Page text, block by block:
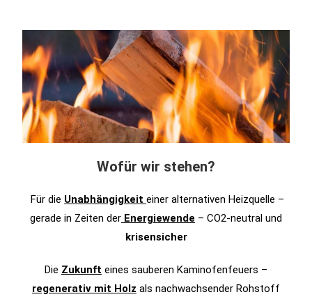
Wofür wir stehen?
Für die Unabhängigkeit einer alternativen Heizquelle –
gerade in Zeiten der Energiewende – CO2-neutral und
krisensicher
Die Zukunft eines sauberen Kaminofenfeuers –
regenerativ mit Holz als nachwachsender Rohstoff